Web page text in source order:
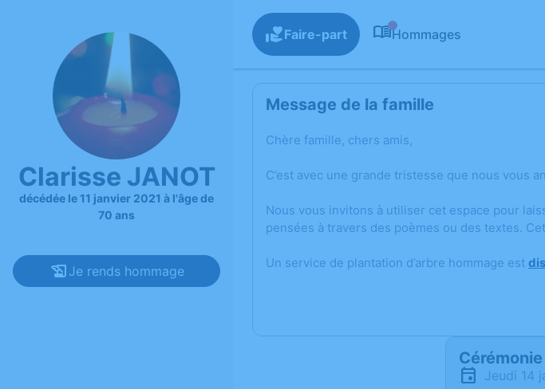
Clarisse JANOT
décédée le 11 janvier 2021 à l'âge de
70 ans
Je rends hommage
Faire-part Hommages
Message de la famille
Chère famille, chers amis,
C’est avec une grande tristesse que nous vous
Nous vous invitons à utiliser cet espace pour
pensées à travers des poèmes ou des textes.
Un service de plantation d’arbre hommage est
jeudi 14